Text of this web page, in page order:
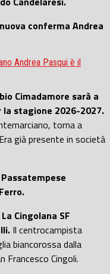
conferma Andrea
Andrea Pasqui è il
Cimadamore sarà a
stagione 2026-2027.
torna a
già presente in società
Passatempese
La Cingolana SF
Il centrocampista
biancorossa dalla
Francesco Cingoli.